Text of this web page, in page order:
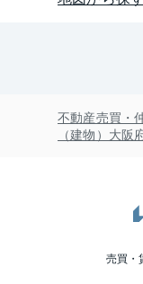
不動産売買・
（建物）大阪
売買・